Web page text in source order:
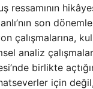
ressamının
son
analiz
birlikte
için